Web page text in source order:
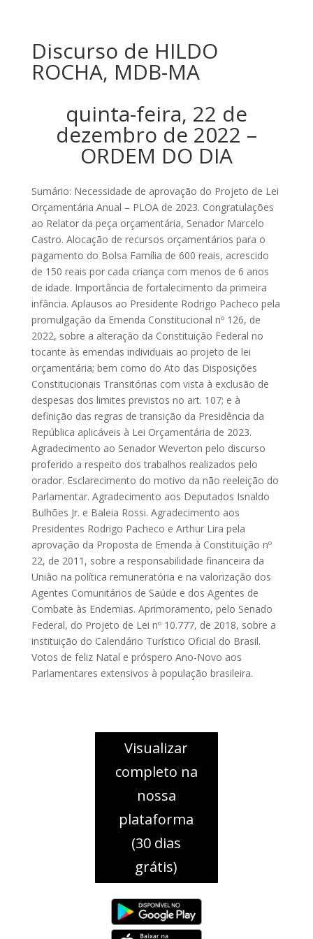
Discurso de HILDO
ROCHA, MDB-MA
quinta-feira, 22 de
dezembro de 2022 –
ORDEM DO DIA
Sumário: Necessidade de aprovação do Projeto de Lei
Orçamentária Anual – PLOA de 2023. Congratulações
ao Relator da peça orçamentária, Senador Marcelo
Castro. Alocação de recursos orçamentários para o
pagamento do Bolsa Família de 600 reais, acrescido
de 150 reais por cada criança com menos de 6 anos
de idade. Importância de fortalecimento da primeira
infância. Aplausos ao Presidente Rodrigo Pacheco pela
promulgação da Emenda Constitucional nº 126, de
2022, sobre a alteração da Constituição Federal no
tocante às emendas individuais ao projeto de lei
orçamentária; bem como do Ato das Disposições
Constitucionais Transitórias com vista à exclusão de
despesas dos limites previstos no art. 107; e à
definição das regras de transição da Presidência da
República aplicáveis à Lei Orçamentária de 2023.
Agradecimento ao Senador Weverton pelo discurso
proferido a respeito dos trabalhos realizados pelo
orador. Esclarecimento do motivo da não reeleição do
Parlamentar. Agradecimento aos Deputados Isnaldo
Bulhões Jr. e Baleia Rossi. Agradecimento aos
Presidentes Rodrigo Pacheco e Arthur Lira pela
aprovação da Proposta de Emenda à Constituição nº
22, de 2011, sobre a responsabilidade financeira da
União na política remuneratória e na valorização dos
Agentes Comunitários de Saúde e dos Agentes de
Combate às Endemias. Aprimoramento, pelo Senado
Federal, do Projeto de Lei nº 10.777, de 2018, sobre a
instituição do Calendário Turístico Oficial do Brasil.
Votos de feliz Natal e próspero Ano-Novo aos
Parlamentares extensivos à população brasileira.
Visualizar
completo na
nossa
plataforma
(30 dias
grátis)